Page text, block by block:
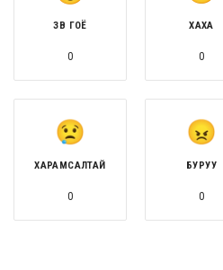
ЗӨВ ГОЁ
0
ХАХА
0
ХАРАМСАЛТАЙ
0
БУРУУ
0